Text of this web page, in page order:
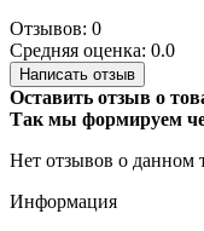
Отзывов: 0
Средняя оценка: 0.0
Написать отзыв
Оставить отзыв о
Так мы формируем
Нет отзывов о данном
Информация